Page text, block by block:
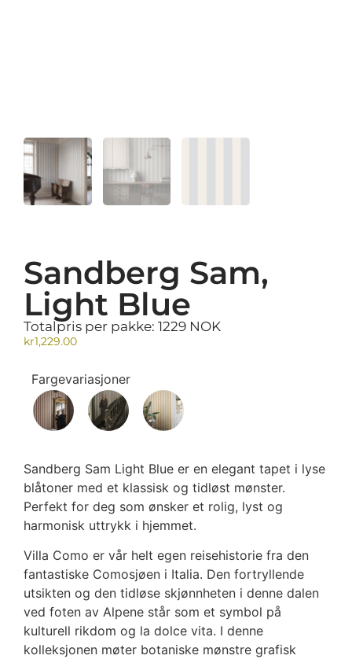
Sandberg Sam,
Light Blue
Totalpris per pakke: 1229 NOK
kr1,229.00
Fargevariasjoner
Sandberg Sam Light Blue er en elegant tapet i lyse
blåtoner med et klassisk og tidløst mønster.
Perfekt for deg som ønsker et rolig, lyst og
harmonisk uttrykk i hjemmet.
Villa Como er vår helt egen reisehistorie fra den
fantastiske Comosjøen i Italia. Den fortryllende
utsikten og den tidløse skjønnheten i denne dalen
ved foten av Alpene står som et symbol på
kulturell rikdom og la dolce vita. I denne
kolleksjonen møter botaniske mønstre grafisk